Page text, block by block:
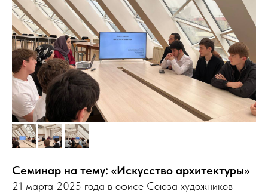
Семинар на тему: «Искусство архитектуры»
21 марта 2025 года в офисе Союза художников